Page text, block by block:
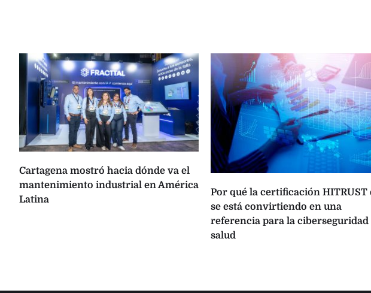
Cartagena mostró hacia dónde va el
mantenimiento industrial en América
Latina
Por qué la certificación HITRUST
se está convirtiendo en una
referencia para la ciberseguridad
salud